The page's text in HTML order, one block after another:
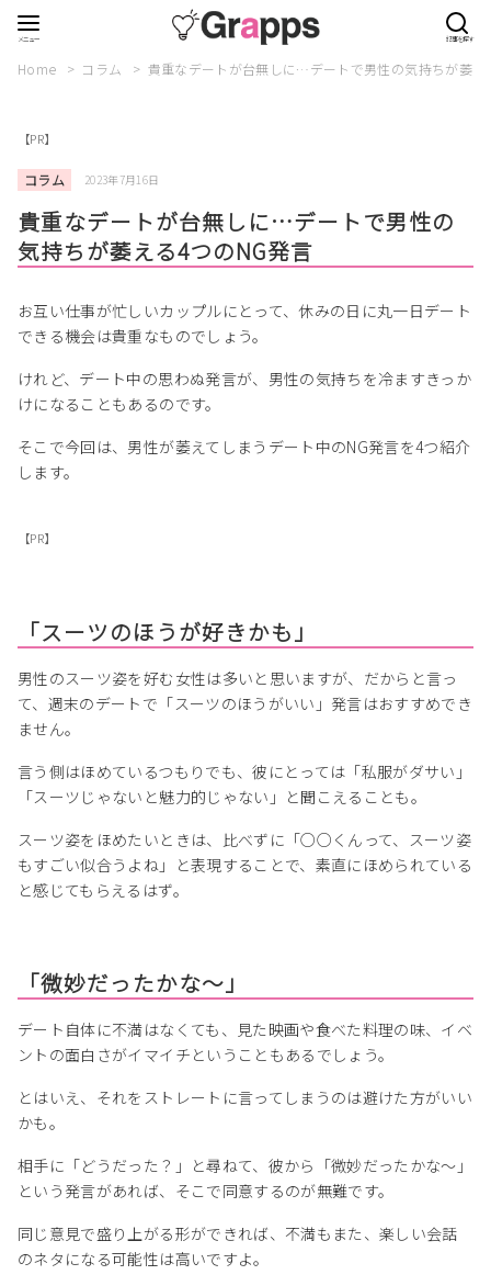
Home コラム 貴重なデートが台無しに…デートで男性の気持ちが萎え
【PR】
コラム 2023年7月16日
貴重なデートが台無しに…デートで男性の
気持ちが萎える4つのNG発言
お互い仕事が忙しいカップルにとって、休みの日に丸一日デート
できる機会は貴重なものでしょう。
けれど、デート中の思わぬ発言が、男性の気持ちを冷ますきっか
けになることもあるのです。
そこで今回は、男性が萎えてしまうデート中のNG発言を4つ紹介
します。
【PR】
「スーツのほうが好きかも」
男性のスーツ姿を好む女性は多いと思いますが、だからと言っ
て、週末のデートで「スーツのほうがいい」発言はおすすめでき
ません。
言う側はほめているつもりでも、彼にとっては「私服がダサい」
「スーツじゃないと魅力的じゃない」と聞こえることも。
スーツ姿をほめたいときは、比べずに「○○くんって、スーツ姿
もすごい似合うよね」と表現することで、素直にほめられている
と感じてもらえるはず。
「微妙だったかな〜」
デート自体に不満はなくても、見た映画や食べた料理の味、イベ
ントの面白さがイマイチということもあるでしょう。
とはいえ、それをストレートに言ってしまうのは避けた方がいい
かも。
相手に「どうだった？」と尋ねて、彼から「微妙だったかな～」
という発言があれば、そこで同意するのが無難です。
同じ意見で盛り上がる形ができれば、不満もまた、楽しい会話
のネタになる可能性は高いですよ。